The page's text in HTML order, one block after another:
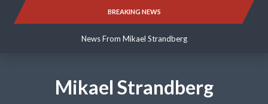
BREAKING NEWS
News From Mikael Strandberg
News From Mikael Strandberg
Mikael Strandberg